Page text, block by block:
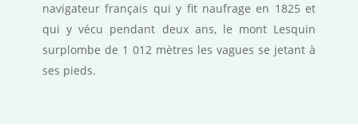
navigateur français qui y fit naufrage en 1825 et
qui y vécu pendant deux ans, le mont Lesquin
surplombe de 1 012 mètres les vagues se jetant à
ses pieds.